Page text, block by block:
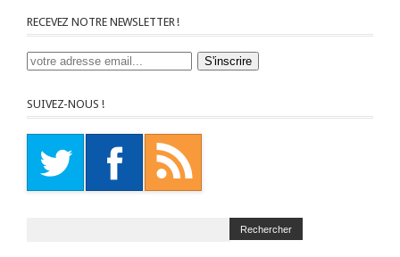
RECEVEZ NOTRE NEWSLETTER !
SUIVEZ-NOUS !